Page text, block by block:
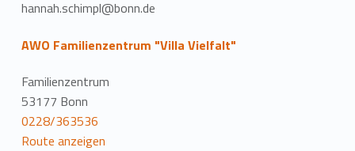
hannah.schimpl@bonn.de
AWO Familienzentrum "Villa Vielfalt"
Familienzentrum
53177 Bonn
0228/363536
Route anzeigen